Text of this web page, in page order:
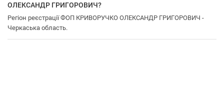
ОЛЕКСАНДР ГРИГОРОВИЧ?
Регіон реєстрації ФОП КРИВОРУЧКО ОЛЕКСАНДР ГРИГОРОВИЧ -
Черкаська область.